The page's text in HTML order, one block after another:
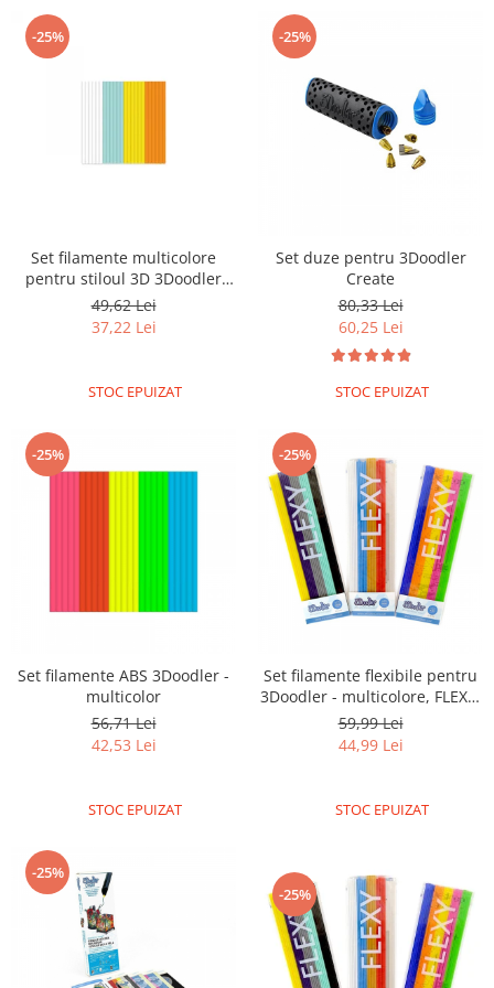
Prusa I3 DIY Kit
Pentru Incepatori
Carti
Junior Robotics
Lego Education
Kit Fun
Kit Roboti
Qbrix
Jocuri de societate
3D Printer & CNC
Altele
-25%
Set filamente multicolore
pentru stiloul 3D 3Doodler
Start - MIX 1
49,62 Lei
37,22 Lei
STOC EPUIZAT
-25%
Set duze pentru 3Doodler
Create
80,33 Lei
60,25 Lei
STOC EPUIZAT
-25%
Set filamente ABS 3Doodler -
multicolor
56,71 Lei
42,53 Lei
STOC EPUIZAT
-25%
Set filamente flexibile pentru
3Doodler - multicolore, FLEXY,
Mix 1, Retro
59,99 Lei
44,99 Lei
STOC EPUIZAT
-25%
-25%